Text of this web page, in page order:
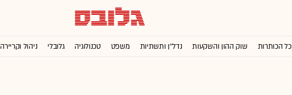
כל הכותרות שוק ההון והשקעות נדל''ן ותשתיות משפט טכנולוגיה גלובלי ניהול וקריירה